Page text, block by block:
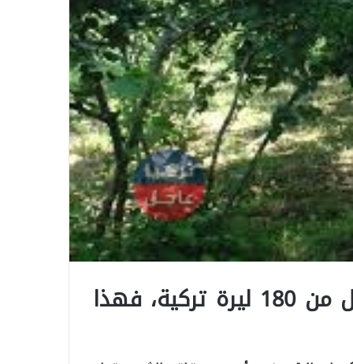
إذا تم الإعلان عن سعر البندق أقل من 180 ليرة تركية، فهذا